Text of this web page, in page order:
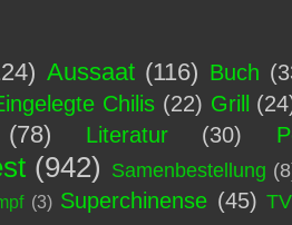
Aussaat (116) Buch
Chilis (22) Grill
(78) Literatur (30)
(942) Samenbestellung
(3) Superchinense (45) TV